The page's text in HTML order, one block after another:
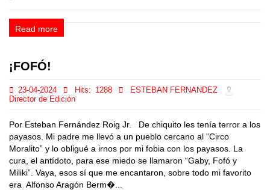
Read more
¡FOFÓ!
23-04-2024 Hits: 1288
ESTEBAN FERNANDEZ
Director de Edición
Por Esteban Fernández Roig Jr. De chiquito les tenía terror a los
payasos. Mi padre me llevó a un pueblo cercano al “Circo
Moralito” y lo obligué a irnos por mi fobia con los payasos. La
cura, el antídoto, para ese miedo se llamaron “Gaby, Fofó y
Miliki”. Vaya, esos sí que me encantaron, sobre todo mi favorito
era Alfonso Aragón Berm�...